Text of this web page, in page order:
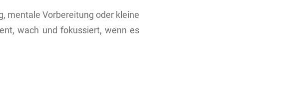
mentale Vorbereitung oder kleine
wach und fokussiert, wenn es